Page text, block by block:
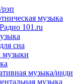
музыка
101.ru
сна
музыки
музыка/инди
музыка